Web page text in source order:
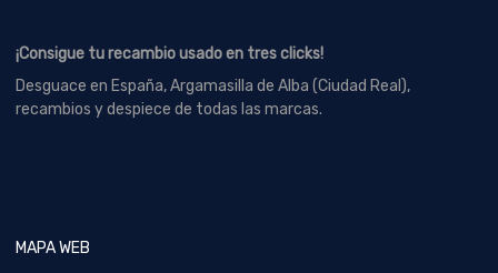
¡Consigue tu recambio usado en tres clicks!
Desguace en España, Argamasilla de Alba (Ciudad Real),
recambios y despiece de todas las marcas.
MAPA WEB